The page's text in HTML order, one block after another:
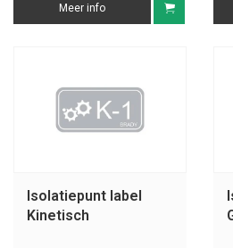
Meer info
Isolatiepunt label
Kinetisch